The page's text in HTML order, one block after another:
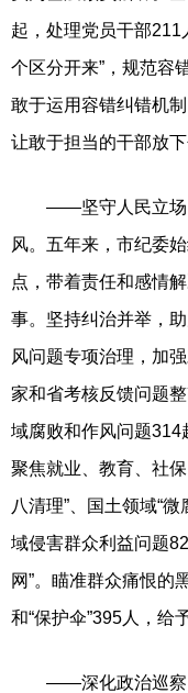
起，处理党员干部211
个区分开来”，规范容
敢于运用容错纠错机
让敢于担当的干部放下
——坚守人民立场，
风。五年来，市纪委
点，带着责任和感情
事。坚持纠治并举，
风问题专项治理，加
家和省考核反馈问题
域腐败和作风问题314
聚焦就业、教育、社
八清理”、国土领域“
域侵害群众利益问题
网”。瞄准群众痛恨的
和“保护伞”395人，给
——深化政治巡察，